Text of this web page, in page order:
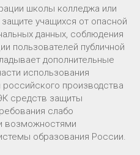
школы колледжа или
учащихся от опасной
данных, соблюдения
пользователей публичной
дополнительные
использования
производства
средств защиты
слабо
возможностями
образования России.